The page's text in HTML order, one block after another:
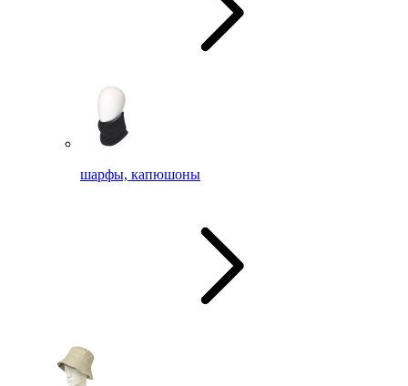
шарфы, капюшоны